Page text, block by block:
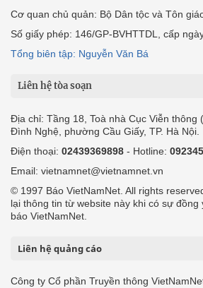
Cơ quan chủ quản: Bộ Dân tộc và Tôn
Số giấy phép: 146/GP-BVHTTDL, cấp
Tổng biên tập: Nguyễn Văn Bá
Liên hệ tòa soạn
Địa chỉ: Tầng 18, Toà nhà Cục Viễn thông
Đình Nghệ, phường Cầu Giấy, TP. Hà Nội.
Điện thoại: 02439369898 - Hotline:
Email: vietnamnet@vietnamnet.vn
© 1997 Báo VietNamNet. All rights
lại thông tin từ website này khi có sự đồng
báo VietNamNet.
Liên hệ quảng cáo
Công ty Cổ phần Truyền thông